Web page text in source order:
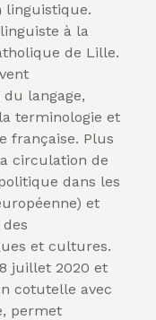
linguistique.
à la
de Lille.
langage,
terminologie et
française. Plus
circulation de
dans les
et
et cultures.
juillet 2020 et
cotutelle avec
permet